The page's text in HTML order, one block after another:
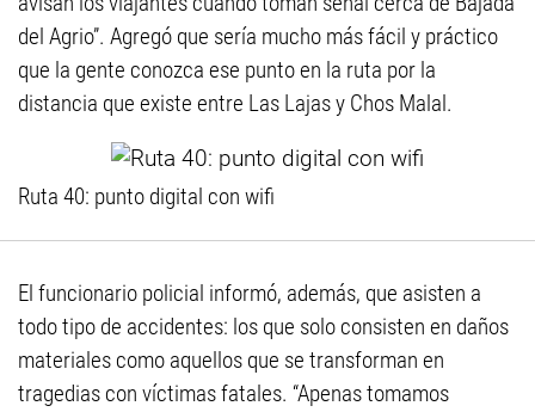
del Agrio”. Agregó que sería mucho más fácil y práctico
que la gente conozca ese punto en la ruta por la
distancia que existe entre Las Lajas y Chos Malal.
Ruta 40: punto digital con wifi
El funcionario policial informó, además, que asisten a
todo tipo de accidentes: los que solo consisten en daños
materiales como aquellos que se transforman en
tragedias con víctimas fatales. “Apenas tomamos